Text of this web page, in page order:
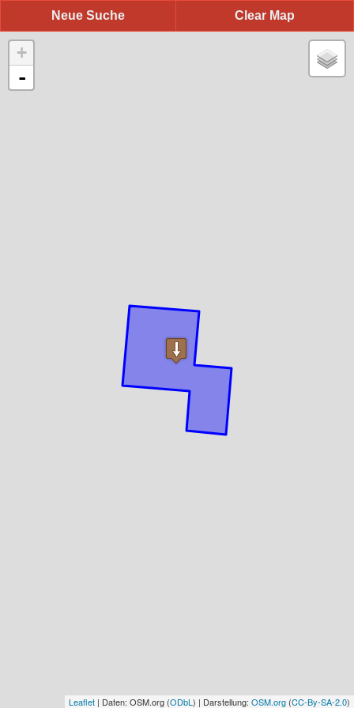
Clear Map
Neue Suche
+
-
Leaflet | Daten: OSM.org (ODbL ) | Darstellung: OSM.org (CC-By-SA-2.0)